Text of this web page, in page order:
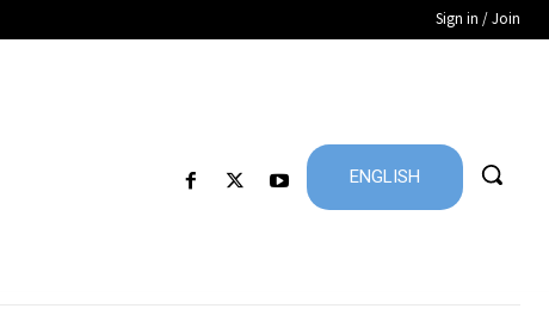
Sign in / Join
ENGLISH